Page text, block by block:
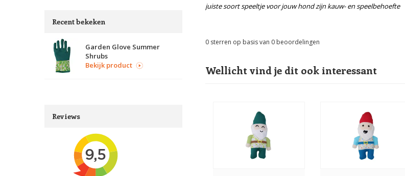
Recent bekeken
Garden Glove Summer
Shrubs
Bekijk product
Reviews
juiste soort speeltje voor jouw hond zijn kauw- en speelbehoefte
0 sterren op basis van 0 beoordelingen
Wellicht vind je dit ook interessant